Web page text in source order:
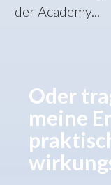
der Academy...
Oder
meine